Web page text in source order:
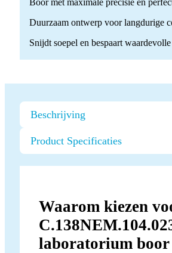
Boor met maximale precisie en
Duurzaam ontwerp voor langdurige
Snijdt soepel en bespaart
Beschrijving
Product Specificaties
Waarom kiezen
laboratorium boor